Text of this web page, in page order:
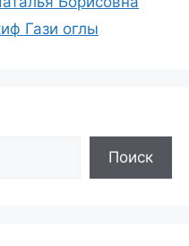
Гази оглы
Поиск